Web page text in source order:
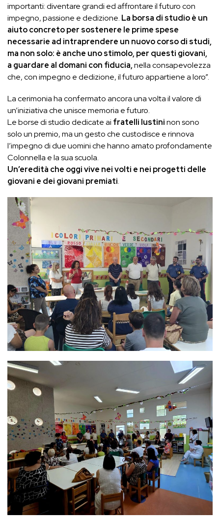
importanti: diventare grandi ed affrontare il futuro con
impegno, passione e dedizione. La borsa di studio è un
aiuto concreto per sostenere le prime spese
necessarie ad intraprendere un nuovo corso di studi,
ma non solo: è anche uno stimolo, per questi giovani,
a guardare al domani con fiducia,nella consapevolezza
che, con impegno e dedizione, il futuro appartiene a loro”.
La cerimonia ha confermato ancora una volta il valore di
un’iniziativa che unisce memoria e futuro.
Le borse di studio dedicate ai fratelli Iustininon sono
solo un premio, ma un gesto che custodisce e rinnova
l’impegno di due uomini che hanno amato profondamente
Colonnella e la sua scuola.
Un’eredità che oggi vive nei volti e nei progetti delle
giovani e dei giovani premiati.